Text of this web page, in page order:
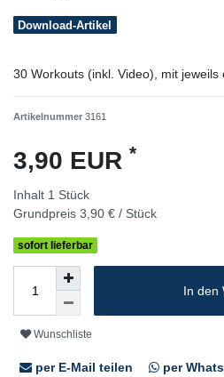
Download-Artikel
30 Workouts (inkl. Video), mit jeweils
Artikelnummer 3161
3,90 EUR *
Inhalt 1 Stück
Grundpreis 3,90 € / Stück
sofort lieferbar
In den
Wunschliste
per E-Mail teilen per